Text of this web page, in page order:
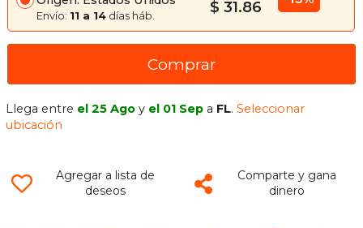
Envío: 11 a 14 días háb. $ 31.86
Comprar
Llega entre el 25 Ago y el 01 Sep a FL.Seleccionar
ubicación
Agregar a lista de
deseos
Comparte y gana
dinero